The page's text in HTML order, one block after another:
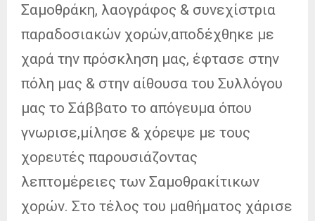
Σαμοθράκη, λαογράφος & συνεχίστρια
παραδοσιακών χορών,αποδέχθηκε με
χαρά την πρόσκληση μας, έφτασε στην
πόλη μας & στην αίθουσα του Συλλόγου
μας το Σάββατο το απόγευμα όπου
γνωρισε,μίλησε & χόρεψε με τους
χορευτές παρουσιάζοντας
λεπτομέρειες των Σαμοθρακίτικων
χορών. Στο τέλος του μαθήματος χάρισε